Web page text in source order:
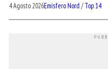
4 Agosto 2026Emisfero Nord /Top 14